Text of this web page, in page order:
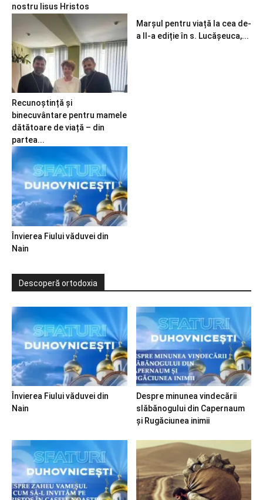
nostru Iisus Hristos
Recunoștință și
binecuvântare pentru mamele
dătătoare de viață – din
partea...
Marșul pentru viață la cea de-
a II-a ediție în s. Lucășeuca,...
Învierea Fiului văduvei din
Nain
Descoperă ortodoxia
Învierea Fiului văduvei din
Nain
Despre minunea vindecării
slăbănogului din Capernaum
și Rugăciunea inimii